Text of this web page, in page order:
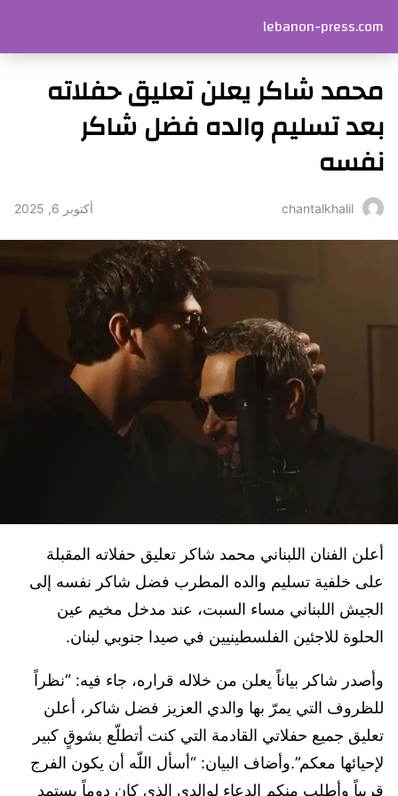
lebanon-press.com
محمد شاكر يعلن تعليق حفلاته
بعد تسليم والده فضل شاكر
نفسه
chantalkhalil أكتوبر 6, 2025
أعلن الفنان اللبناني محمد شاكر تعليق حفلاته المقبلة
على خلفية تسليم والده المطرب فضل شاكر نفسه إلى
الجيش اللبناني مساء السبت، عند مدخل مخيم عين
الحلوة للاجئين الفلسطينيين في صيدا جنوبي لبنان.
وأصدر شاكر بياناً يعلن من خلاله قراره، جاء فيه: “نظراً
للظروف التي يمرّ بها والدي العزيز فضل شاكر، أعلن
تعليق جميع حفلاتي القادمة التي كنت أتطلّع بشوقٍ كبير
لإحيائها معكم”.وأضاف البيان: “أسأل اللّه أن يكون الفرج
قريباً وأطلب منكم الدعاء لوالدي الذي كان دوماً يستمد